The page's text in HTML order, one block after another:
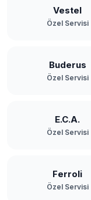
Vestel
Özel Servisi
Buderus
Özel Servisi
E.C.A.
Özel Servisi
Ferroli
Özel Servisi